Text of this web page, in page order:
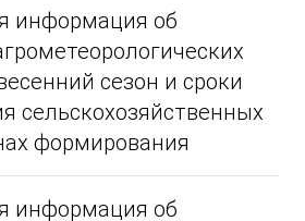
информация об
сезон и сроки
сельскохозяйственных
формирования
информация об